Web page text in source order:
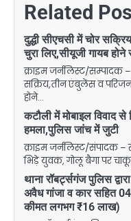
Related
दुद्धी सीएचसी में चोर
चुरा लिए,सीयूजी गायब
क्राइम जर्नलिस्ट/सम्पादक
सक्रिय,तीन एंबुलेंस व
होने…
कटौली में मोबाइल विवाद
हमला,पुलिस जांच में जुटी
क्राइम जर्नलिस्ट/संपादक –
भिड़े युवक, गोलू बैगा पर
थाना रॉबर्ट्सगंज पुलिस
अवैध गांजा व कार सहित
कीमत लगभग ₹16 लाख)